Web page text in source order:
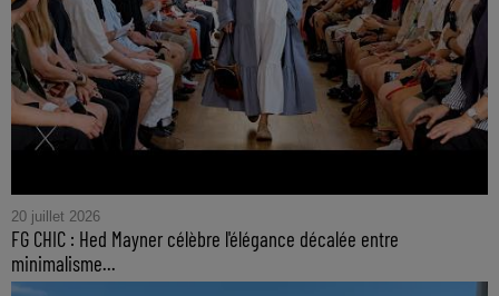
20 juillet 2026
FG CHIC : Hed Mayner célèbre l'élégance décalée entre
minimalisme...